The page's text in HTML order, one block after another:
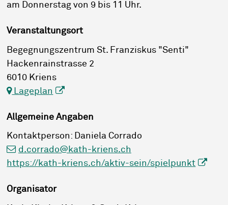
am Donnerstag von 9 bis 11 Uhr.
Veranstaltungsort
Begegnungszentrum St. Franziskus "Senti"
Hackenrainstrasse 2
6010 Kriens
Lageplan
Allgemeine Angaben
Kontaktperson: Daniela Corrado
d.corrado@kath-kriens.ch
https://kath-kriens.ch/aktiv-sein/spielpunkt
Organisator